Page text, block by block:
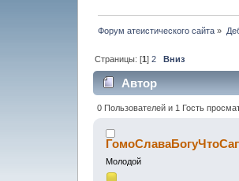
Форум атеистического сайта »
Страницы: [1]2 Вниз
Автор
26513 раз)
0 Пользователей и 1 Гость
Молодой